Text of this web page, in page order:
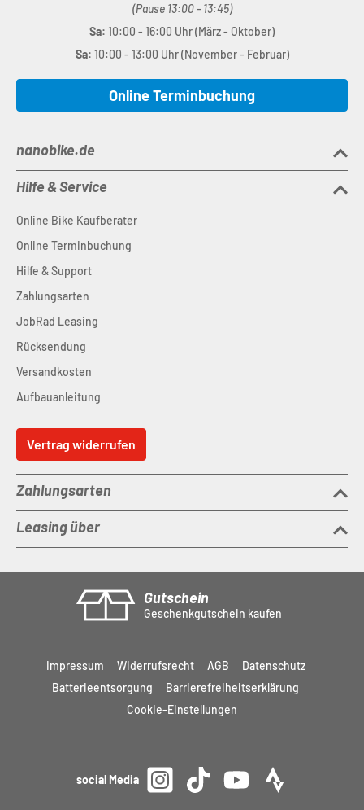
(Pause 13:00 - 13:45)
Sa: 10:00 - 16:00 Uhr (März - Oktober)
Sa: 10:00 - 13:00 Uhr (November - Februar)
Online Terminbuchung
nanobike.de
Hilfe & Service
Online Bike Kaufberater
Online Terminbuchung
Hilfe & Support
Zahlungsarten
JobRad Leasing
Rücksendung
Versandkosten
Aufbauanleitung
Vertrag widerrufen
Zahlungsarten
Leasing über
Gutschein
Geschenkgutschein kaufen
Impressum Widerrufsrecht AGB
Datenschutz
Batterieentsorgung
Barrierefreiheitserklärung
Cookie-Einstellungen
social Media